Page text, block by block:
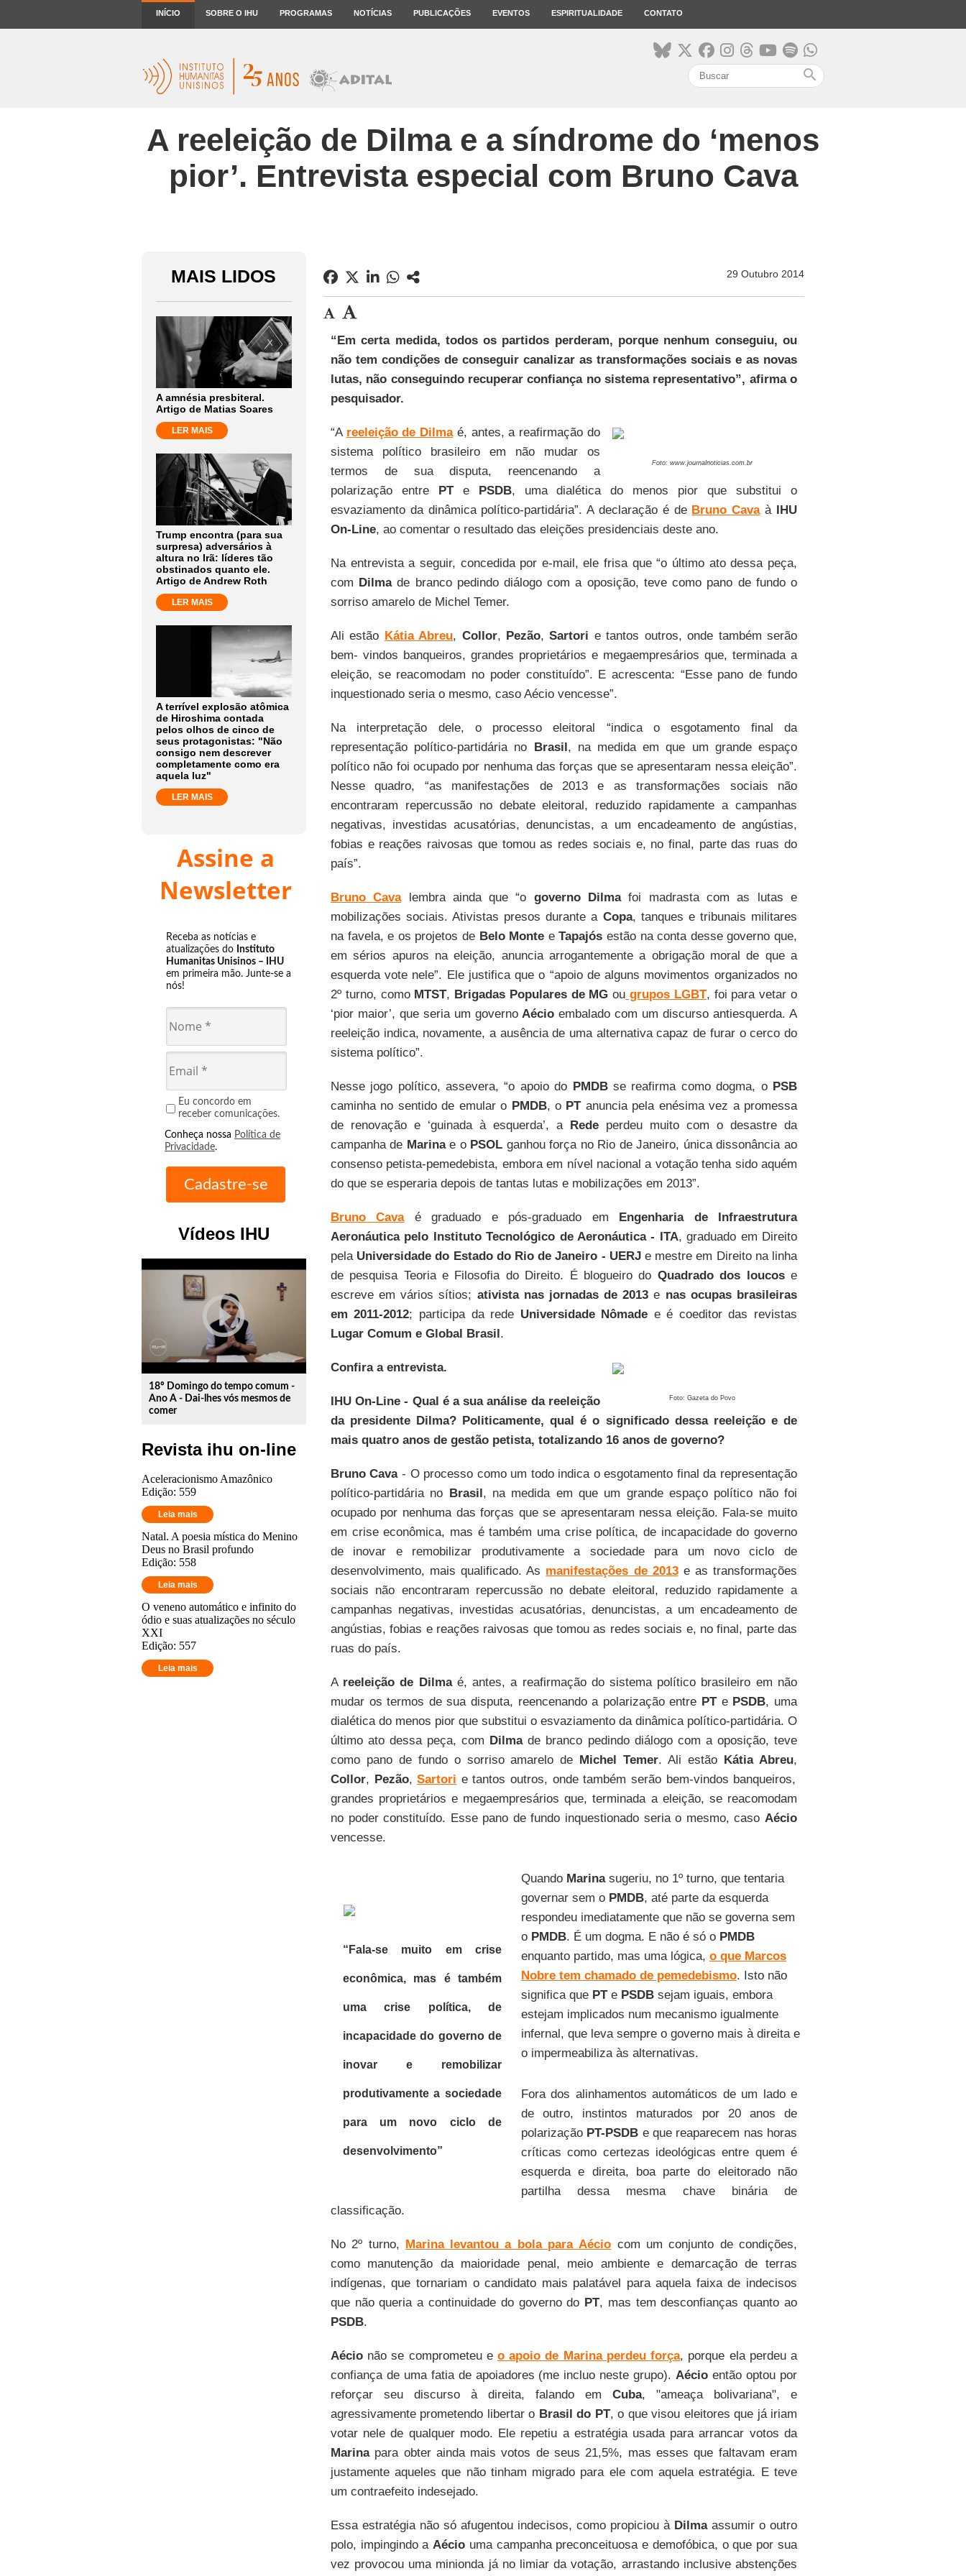
INÍCIO SOBRE O IHU PROGRAMAS NOTÍCIAS PUBLICAÇÕES EVENTOS ESPIRITUALIDADE CONTATO
search
A reeleição de Dilma e a síndrome do ‘menos
pior’. Entrevista especial com Bruno Cava
MAIS LIDOS
A amnésia presbiteral.
Artigo de Matias Soares
LER MAIS
Trump encontra (para sua
surpresa) adversários à
altura no Irã: líderes tão
obstinados quanto ele.
Artigo de Andrew Roth
LER MAIS
A terrível explosão atômica
de Hiroshima contada
pelos olhos de cinco de
seus protagonistas: "Não
consigo nem descrever
completamente como era
aquela luz"
LER MAIS
Assine a
Newsletter
Receba as notícias e
atualizações do Instituto
Humanitas Unisinos – IHU
em primeira mão. Junte-se a
nós!
Eu concordo em
receber comunicações.
Conheça nossa Política de
Privacidade.
Vídeos IHU
play_circle_outline
18º Domingo do tempo comum -
Ano A - Dai-lhes vós mesmos de
comer
Revista ihu on-line
Aceleracionismo Amazônico
Edição: 559
Leia mais
Natal. A poesia mística do Menino
Deus no Brasil profundo
Edição: 558
Leia mais
O veneno automático e infinito do
ódio e suas atualizações no século
XXI
Edição: 557
Leia mais
29 Outubro 2014
“Em certa medida, todos os partidos perderam, porque nenhum conseguiu, ou
não tem condições de conseguir canalizar as transformações sociais e as novas
lutas, não conseguindo recuperar confiança no sistema representativo”, afirma o
pesquisador.
Foto: www.journalnoticias.com.br
“A reeleição de Dilmaé, antes, a reafirmação do
sistema político brasileiro em não mudar os
termos de sua disputa, reencenando a
polarização entre PTe PSDB, uma dialética do menos pior que substitui o
esvaziamento da dinâmica político-partidária”. A declaração é de Bruno Cavaà IHU
On-Line, ao comentar o resultado das eleições presidenciais deste ano.
Na entrevista a seguir, concedida por e-mail, ele frisa que “o último ato dessa peça,
com Dilmade branco pedindo diálogo com a oposição, teve como pano de fundo o
sorriso amarelo de Michel Temer.
Ali estão Kátia Abreu, Collor, Pezão,Sartori e tantos outros, onde também serão
bem- vindos banqueiros, grandes proprietários e megaempresários que, terminada a
eleição, se reacomodam no poder constituído”. E acrescenta: “Esse pano de fundo
inquestionado seria o mesmo, caso Aécio vencesse”.
Na interpretação dele, o processo eleitoral “indica o esgotamento final da
representação político-partidária no Brasil, na medida em que um grande espaço
político não foi ocupado por nenhuma das forças que se apresentaram nessa eleição”.
Nesse quadro, “as manifestações de 2013 e as transformações sociais não
encontraram repercussão no debate eleitoral, reduzido rapidamente a campanhas
negativas, investidas acusatórias, denuncistas, a um encadeamento de angústias,
fobias e reações raivosas que tomou as redes sociais e, no final, parte das ruas do
país”.
Bruno Cavalembra ainda que “o governo Dilmafoi madrasta com as lutas e
mobilizações sociais. Ativistas presos durante a Copa, tanques e tribunais militares
na favela, e os projetos de Belo Monte eTapajós estão na conta desse governo que,
em sérios apuros na eleição, anuncia arrogantemente a obrigação moral de que a
esquerda vote nele”. Ele justifica que o “apoio de alguns movimentos organizados no
2º turno, como MTST, Brigadas Populares de MG ou grupos LGBT, foi para vetar o
‘pior maior’, que seria um governoAécio embalado com um discurso antiesquerda. A
reeleição indica, novamente, a ausência de uma alternativa capaz de furar o cerco do
sistema político”.
Nesse jogo político, assevera, “o apoio do PMDBse reafirma como dogma, o PSB
caminha no sentido de emular o PMDB, o PTanuncia pela enésima vez a promessa
de renovação e ‘guinada à esquerda’, a Redeperdeu muito com o desastre da
campanha de Marinae o PSOL ganhou força no Rio de Janeiro, única dissonância ao
consenso petista-pemedebista, embora em nível nacional a votação tenha sido aquém
do que se esperaria depois de tantas lutas e mobilizações em 2013”.
Bruno Cavaé graduado e pós-graduado em Engenharia de Infraestrutura
Aeronáutica pelo Instituto Tecnológico de Aeronáutica - ITA, graduado em Direito
pela Universidade do Estado do Rio de Janeiro - UERJe mestre em Direito na linha
de pesquisa Teoria e Filosofia do Direito. É blogueiro do Quadrado dos loucose
escreve em vários sítios; ativista nas jornadas de 2013 e nas ocupas brasileiras
em 2011-2012; participa da rede Universidade Nômade e é coeditor das revistas
Lugar Comum e Global Brasil.
Foto: Gazeta do Povo
Confira a entrevista.
IHU On-Line - Qual é a sua análise da reeleição
da presidente Dilma? Politicamente, qual é o significado dessa reeleição e de
mais quatro anos de gestão petista, totalizando 16 anos de governo?
Bruno Cava- O processo como um todo indica o esgotamento final da representação
político-partidária no Brasil, na medida em que um grande espaço político não foi
ocupado por nenhuma das forças que se apresentaram nessa eleição. Fala-se muito
em crise econômica, mas é também uma crise política, de incapacidade do governo
de inovar e remobilizar produtivamente a sociedade para um novo ciclo de
desenvolvimento, mais qualificado. As manifestações de 2013e as transformações
sociais não encontraram repercussão no debate eleitoral, reduzido rapidamente a
campanhas negativas, investidas acusatórias, denuncistas, a um encadeamento de
angústias, fobias e reações raivosas que tomou as redes sociais e, no final, parte das
ruas do país.
A reeleição de Dilmaé, antes, a reafirmação do sistema político brasileiro em não
mudar os termos de sua disputa, reencenando a polarização entre PTePSDB, uma
dialética do menos pior que substitui o esvaziamento da dinâmica político-partidária. O
último ato dessa peça, com Dilmade branco pedindo diálogo com a oposição, teve
como pano de fundo o sorriso amarelo de Michel Temer. Ali estão Kátia Abreu,
Collor, Pezão,Sartori e tantos outros, onde também serão bem-vindos banqueiros,
grandes proprietários e megaempresários que, terminada a eleição, se reacomodam
no poder constituído. Esse pano de fundo inquestionado seria o mesmo, caso Aécio
vencesse.
“Fala-se muito em crise
econômica, mas é também
uma crise política, de
incapacidade do governo de
inovar e remobilizar
produtivamente a sociedade
para um novo ciclo de
desenvolvimento”
Quando Marinasugeriu, no 1º turno, que tentaria
governar sem o PMDB, até parte da esquerda
respondeu imediatamente que não se governa sem
oPMDB. É um dogma. E não é só o PMDB
enquanto partido, mas uma lógica, o que Marcos
Nobre tem chamado de pemedebismo. Isto não
significa que PTe PSDBsejam iguais, embora
estejam implicados num mecanismo igualmente
infernal, que leva sempre o governo mais à direita e
o impermeabiliza às alternativas.
Fora dos alinhamentos automáticos de um lado e
de outro, instintos maturados por 20 anos de
polarização PT-PSDB e que reaparecem nas horas
críticas como certezas ideológicas entre quem é
esquerda e direita, boa parte do eleitorado não
partilha dessa mesma chave binária de
classificação.
No 2º turno, Marina levantou a bola para Aécio com um conjunto de condições,
como manutenção da maioridade penal, meio ambiente e demarcação de terras
indígenas, que tornariam o candidato mais palatável para aquela faixa de indecisos
que não queria a continuidade do governo do PT, mas tem desconfianças quanto ao
PSDB.
Aécionão se comprometeu eo apoio de Marina perdeu força, porque ela perdeu a
confiança de uma fatia de apoiadores (me incluo neste grupo).Aécio então optou por
reforçar seu discurso à direita, falando em Cuba, "ameaça bolivariana", e
agressivamente prometendo libertar o Brasil do PT, o que visou eleitores que já iriam
votar nele de qualquer modo. Ele repetiu a estratégia usada para arrancar votos da
Marinapara obter ainda mais votos de seus 21,5%, mas esses que faltavam eram
justamente aqueles que não tinham migrado para ele com aquela estratégia. E teve
um contraefeito indesejado.
Essa estratégia não só afugentou indecisos, como propiciou à Dilmaassumir o outro
polo, impingindo aAécio uma campanha preconceituosa e demofóbica, o que por sua
vez provocou uma minionda já no limiar da votação, arrastando inclusive abstenções